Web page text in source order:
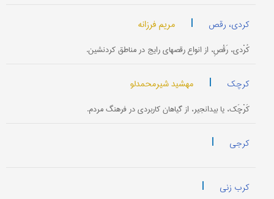
کردی، رقص | مریم فرزانه
کُرْدی، رَقْصِ، از انواع رقصهای رایج در مناطق کردنشین.
کرچک | مهشید شیرمحمدلو
کَرْچَک، یا بیدانجیر، از گیاهان کاربردی در فرهنگ مردم.
کرجی |
کرب زنی |